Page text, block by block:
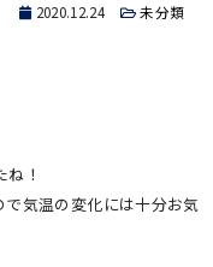
2020.12.24 未分類
！
気温の変化には十分お気